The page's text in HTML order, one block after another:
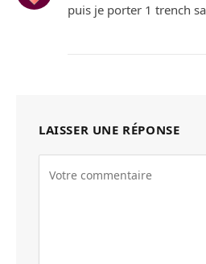
puis je porter 1 trench
LAISSER UNE RÉPONSE